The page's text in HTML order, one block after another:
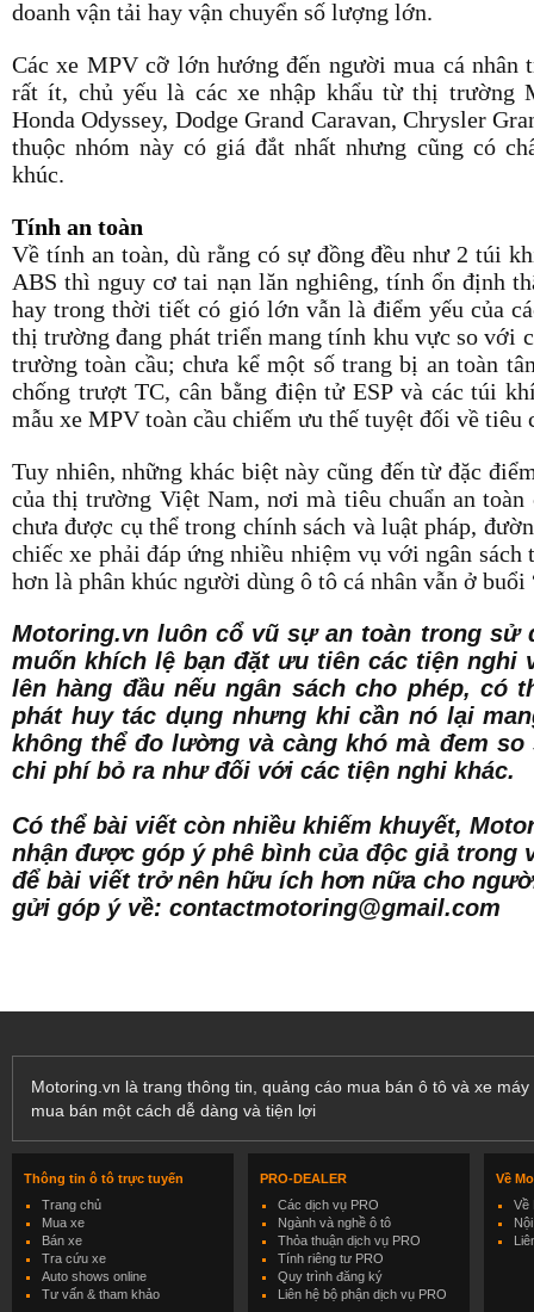
doanh vận tải hay vận chuyển số lượng lớn.
Các xe MPV cỡ lớn hướng đến người mua cá nhân
rất ít, chủ yếu là các xe nhập khẩu từ thị trường
Honda Odyssey, Dodge Grand Caravan, Chrysler
thuộc nhóm này có giá đắt nhất nhưng cũng có
khúc.
Tính an toàn
Về tính an toàn, dù rằng có sự đồng đều như 2 túi
ABS thì nguy cơ tai nạn lăn nghiêng, tính ổn định
hay trong thời tiết có gió lớn vẫn là điểm yếu của
thị trường đang phát triển mang tính khu vực so với
trường toàn cầu; chưa kể một số trang bị an toàn
chống trượt TC, cân bằng điện tử ESP và các túi
mẫu xe MPV toàn cầu chiếm ưu thế tuyệt đối về tiêu
Tuy nhiên, những khác biệt này cũng đến từ đặc
của thị trường Việt Nam, nơi mà tiêu chuẩn an
chưa được cụ thể trong chính sách và luật pháp,
chiếc xe phải đáp ứng nhiều nhiệm vụ với ngân sách
hơn là phân khúc người dùng ô tô cá nhân vẫn ở buổi
Motoring.vn luôn cổ vũ sự an toàn trong sử
muốn khích lệ bạn đặt ưu tiên các tiện nghi
lên hàng đầu nếu ngân sách cho phép, có
phát huy tác dụng nhưng khi cần nó lại
không thể đo lường và càng khó mà đem
chi phí bỏ ra như đối với các tiện nghi
Có thể bài viết còn nhiều khiếm khuyết,
nhận được góp ý phê bình của độc giả trong
để bài viết trở nên hữu ích hơn nữa cho
gửi góp ý về: contactmotoring@gmail.com
Motoring.vn là trang thông tin, quảng cáo mua bán ô tô và xe
mua bán một cách dễ dàng và tiện lợi
Thông tin ô tô trực tuyến
Trang chủ
Mua xe
Bán xe
Tra cứu xe
Auto shows online
Tư vấn & tham khảo
PRO-DEALER
Các dịch vụ PRO
Ngành và nghề ô tô
Thỏa thuận dịch vụ PRO
Tính riêng tư PRO
Quy trình đăng ký
Liên hệ bộ phận dịch vụ PRO
Về
Về